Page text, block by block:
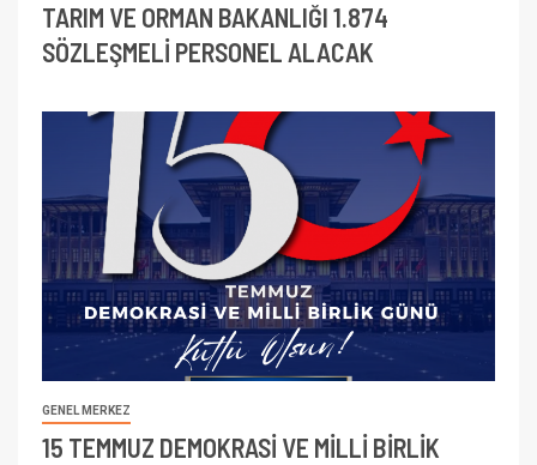
TARIM VE ORMAN BAKANLIĞI 1.874
SÖZLEŞMELİ PERSONEL ALACAK
GENEL MERKEZ
15 TEMMUZ DEMOKRASİ VE MİLLİ BİRLİK